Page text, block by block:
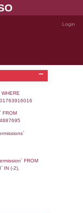
FROM `userlevels`
`userlevelname`